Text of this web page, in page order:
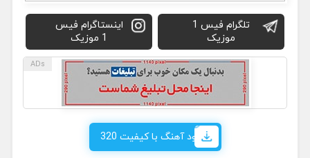
تلگرام فیس 1
موزیک
اینستاگرام فیس
1 موزیک
دانلود آهنگ با کیفیت 320